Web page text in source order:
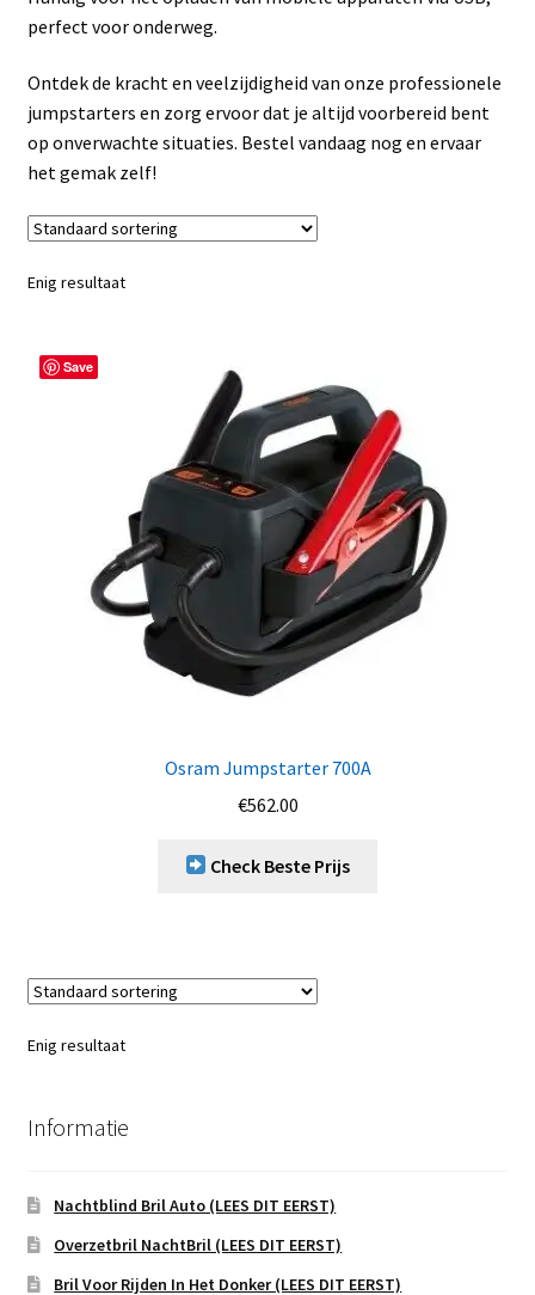
Retourbeleid
Videos
Winkelwagen
perfect voor onderweg.
Ontdek de kracht en veelzijdigheid van onze professionele
jumpstarters en zorg ervoor dat je altijd voorbereid bent
op onverwachte situaties. Bestel vandaag nog en ervaar
het gemak zelf!
Enig resultaat
Save
Osram Jumpstarter 700A
€562.00
Check Beste Prijs
Enig resultaat
Informatie
Nachtblind Bril Auto (LEES DIT EERST)
Overzetbril NachtBril (LEES DIT EERST)
Bril Voor Rijden In Het Donker (LEES DIT EERST)